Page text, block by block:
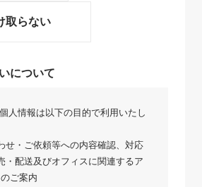
取らない
について
人情報は以下の目的で利用いたし
せ・ご依頼等への内容確認、対応
・配送及びオフィスに関連するア
ご案内